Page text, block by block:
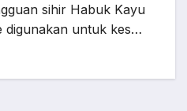
sihir Habuk Kayu
digunakan untuk kes…